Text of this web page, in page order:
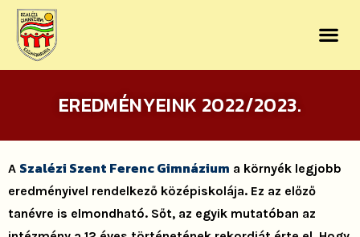
EREDMÉNYEINK 2022/2023.
A Szalézi Szent Ferenc Gimnázium a környék legjobb
eredményivel rendelkező középiskolája. Ez az előző
tanévre is elmondható. Sőt, az egyik mutatóban az